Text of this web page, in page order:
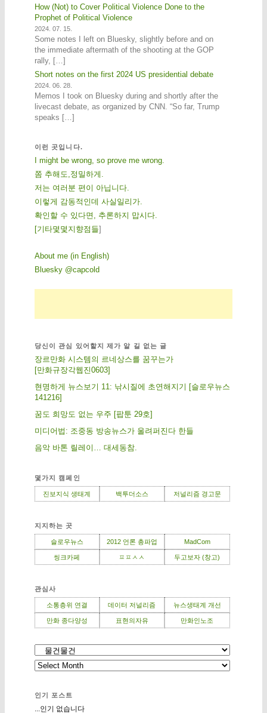
How (Not) to Cover Political Violence Done to the
Prophet of Political Violence
2024. 07. 15.
Some notes I left on Bluesky, slightly before and on
the immediate aftermath of the shooting at the GOP
rally, […]
Short notes on the first 2024 US presidential debate
2024. 06. 28.
Memos I took on Bluesky during and shortly after the
livecast debate, as organized by CNN. “So far, Trump
speaks […]
이런 곳입니다.
I might be wrong, so prove me wrong.
쫌 추해도,정밀하게.
저는 여러분 편이 아닙니다.
이렇게 감동적인데 사실일리가.
확인할 수 있다면, 추론하지 맙시다.
[기 타몇 몇 지 향점 들]
About me (in English)
Bluesky @capcold
당신이 관심 있어할지 제가 알 길 없는 글
장르만화 시스템의 르네상스를 꿈꾸는가
[만화규장각웹진0603]
현명하게 뉴스보기 11: 낚시질에 초연해지기 [슬로우뉴스
141216]
꿈도 희망도 없는 우주 [팝툰 29호]
미디어법: 조중동 방송뉴스가 울려퍼진다 한들
음악 바톤 릴레이… 대세동참.
몇가지 캠페인
진보지식 생태계 백투더소스 저널리즘 경고문
지지하는 곳
슬로우뉴스 2012 언론 총파업 MadCom
씽크카페 ㅍㅍㅅㅅ 두고보자 (창고)
관심사
소통층위 연결 데이터 저널리즘 뉴스생태계 개선
만화 종다양성 표현의자유 만화인노조
인기 포스트
...인기 없습니다